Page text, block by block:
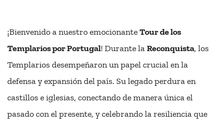
¡Bienvenido a nuestro emocionanteTour de los
Templarios por Portugal! Durante laReconquista, los
Templarios desempeñaron un papel crucial en la
defensa y expansión del país. Su legado perdura en
castillos e iglesias, conectando de manera única el
pasado con el presente, y celebrando la resiliencia que